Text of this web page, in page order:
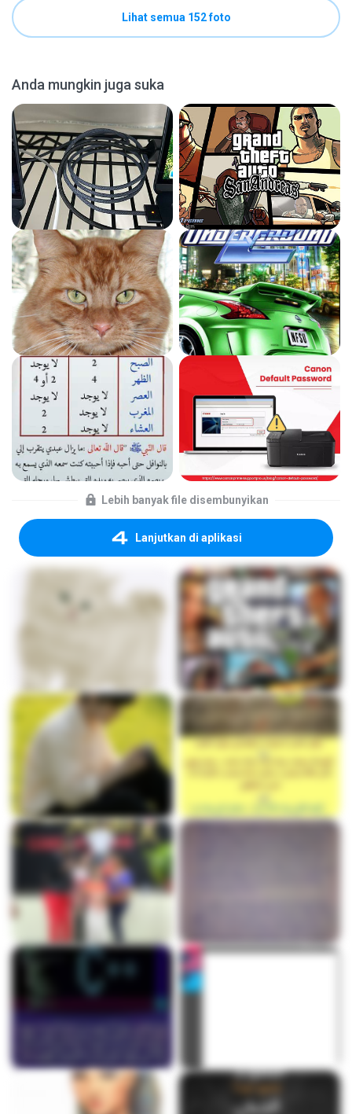
Lihat semua 152 foto
Anda mungkin juga suka
Lebih banyak file disembunyikan
Lanjutkan di aplikasi